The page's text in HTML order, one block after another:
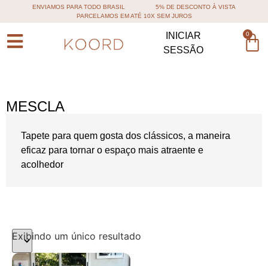
ENVIAMOS PARA TODO BRASIL
5% DE DESCONTO À VISTA
PARCELAMOS EM ATÉ 10X SEM JUROS
INICIAR
SESSÃO
0
MESCLA
Tapete para quem gosta dos clássicos, a maneira
eficaz para tornar o espaço mais atraente e
acolhedor
Exibindo um único resultado